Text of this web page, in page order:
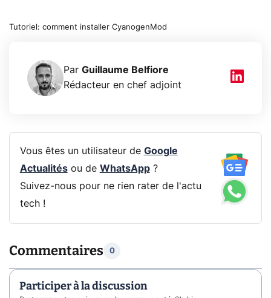
Tutoriel: comment installer CyanogenMod
Par Guillaume Belfiore
Rédacteur en chef adjoint
Vous êtes un utilisateur de Google
Actualitésou de WhatsApp?
Suivez-nous pour ne rien rater de l'actu
tech !
Commentaires 0
Participer à la discussion